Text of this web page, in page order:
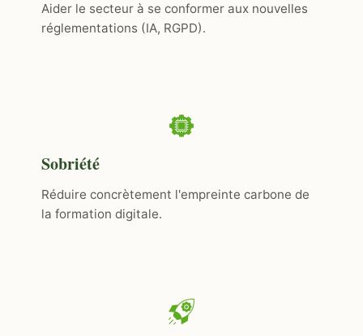
Aider le secteur à se conformer aux nouvelles
réglementations (IA, RGPD).
Sobriété
Réduire concrètement l'empreinte carbone de
la formation digitale.